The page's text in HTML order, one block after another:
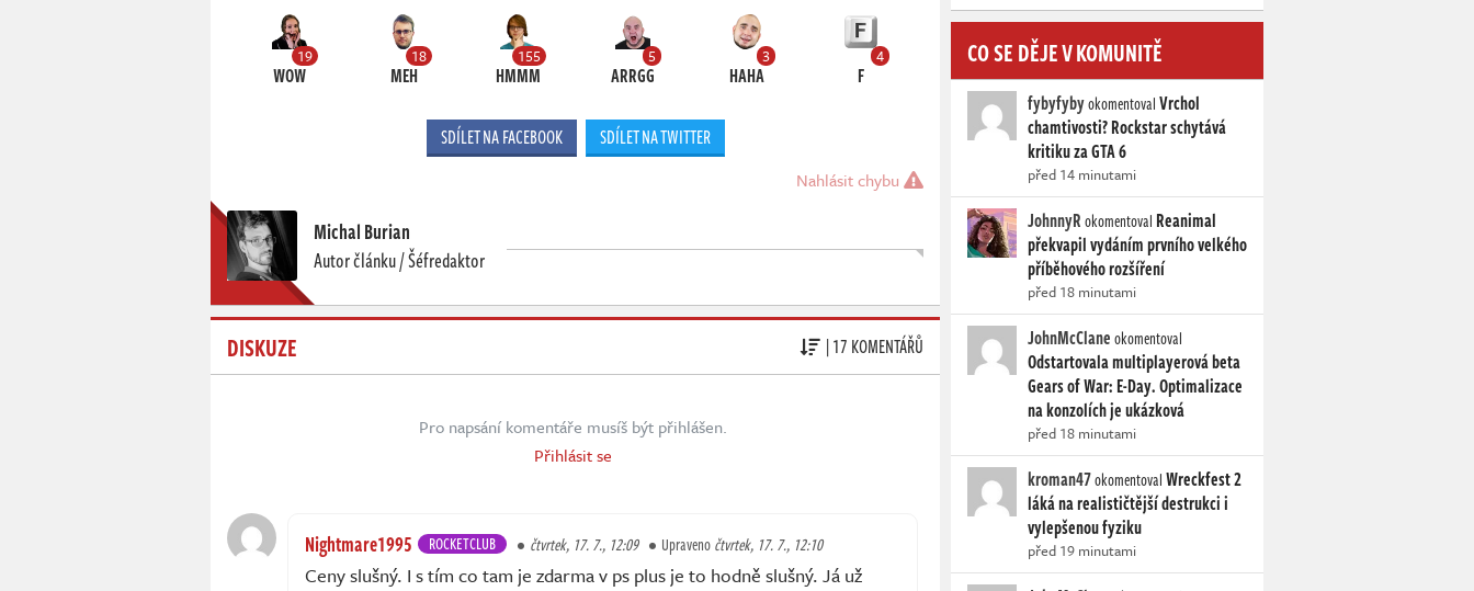
19
WOW
18
MEH
155
HMMM
5
ARRGG
3
HAHA
4
F
SDÍLET NA FACEBOOK SDÍLET NA TWITTER
Nahlásit chybu
Michal Burian
Autor článku / Šéfredaktor
DISKUZE | 17 KOMENTÁŘŮ
Pro napsání komentáře musíš být přihlášen.
Přihlásit se
Nightmare1995 ROCKETCLUB čtvrtek, 17. 7., 12:09 Upravenočtvrtek, 17. 7., 12:10
Ceny slušný. I s tím co tam je zdarma v ps plus je to hodně slušný. Já už
CO SE DĚJE V KOMUNITĚ
fybyfybyokomentovalVrchol
chamtivosti? Rockstar schytává
kritiku za GTA 6
před 14 minutami
JohnnyRokomentoval Reanimal
překvapil vydáním prvního velkého
příběhového rozšíření
před 18 minutami
JohnMcClaneokomentoval
Odstartovala multiplayerová beta
Gears of War: E-Day. Optimalizace
na konzolích je ukázková
před 18 minutami
kroman47okomentovalWreckfest 2
láká na realističtější destrukci i
vylepšenou fyziku
před 19 minutami